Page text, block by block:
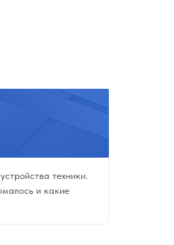
техники.
и какие